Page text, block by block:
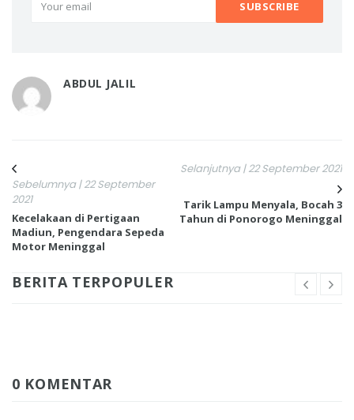
ABDUL JALIL
Sebelumnya | 22 September
2021
Kecelakaan di Pertigaan
Madiun, Pengendara Sepeda
Motor Meninggal
Selanjutnya | 22 September 2021
Tarik Lampu Menyala, Bocah 3
Tahun di Ponorogo Meninggal
BERITA TERPOPULER
0 KOMENTAR